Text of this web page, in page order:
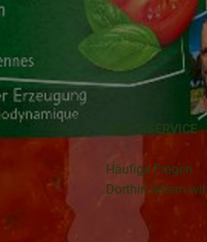
LIEFERSERVICE
Häufige Fragen
Dorthin liefern wir